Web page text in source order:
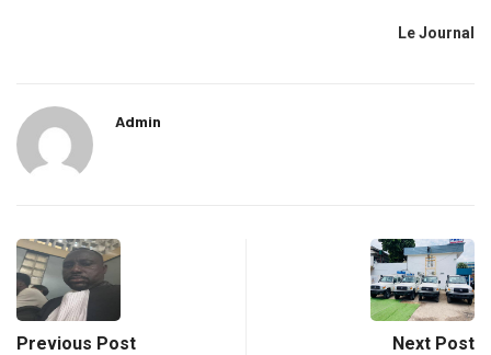
Le Journal
Admin
Previous Post Next Post